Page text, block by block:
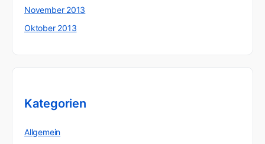
November 2013
Oktober 2013
Kategorien
Allgemein